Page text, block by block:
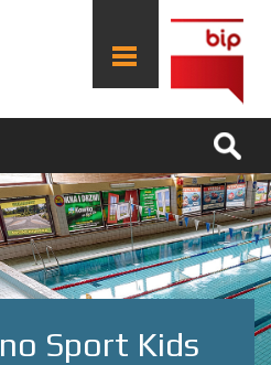
Sport Kids